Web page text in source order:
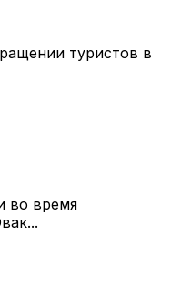
туристов в
во время